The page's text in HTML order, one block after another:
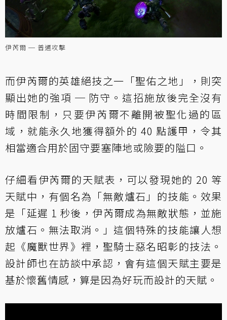
伊芮爾 ─ 普通攻擊
而伊芮爾的英雄絕技之一「聖佑之地」，則突
顯出她的強項 ─ 防守。這招施放後完全沒有
時間限制，只要伊芮爾不離開被聖化過的區
域，就能永久地獲得額外的 40 點護甲，令其
相當適合用於固守要塞陣地或險要的隘口。
仔細看伊芮爾的天賦表，可以發現她的 20 等
天賦中，有個名為「無敵爐石」的技能。效果
是「延遲 1 秒後，伊芮爾成為無敵狀態，並施
放爐石。無法取消。」這個特殊的技能讓人想
起《魔獸世界》裡，聖騎士惡名昭彰的技法。
設計師也在訪談中承認，會有這個天賦主要是
基於懷舊情感，算是因為好玩而設計的天賦。